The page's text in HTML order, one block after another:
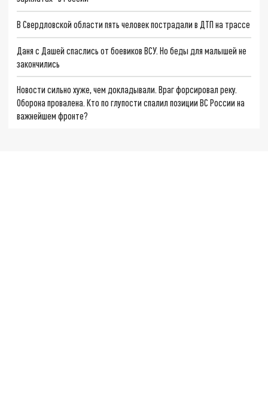
В Свердловской области пять человек пострадали в ДТП на трассе
Даня с Дашей спаслись от боевиков ВСУ. Но беды для малышей не
закончились
Новости сильно хуже, чем докладывали. Враг форсировал реку.
Оборона провалена. Кто по глупости спалил позиции ВС России на
важнейшем фронте?